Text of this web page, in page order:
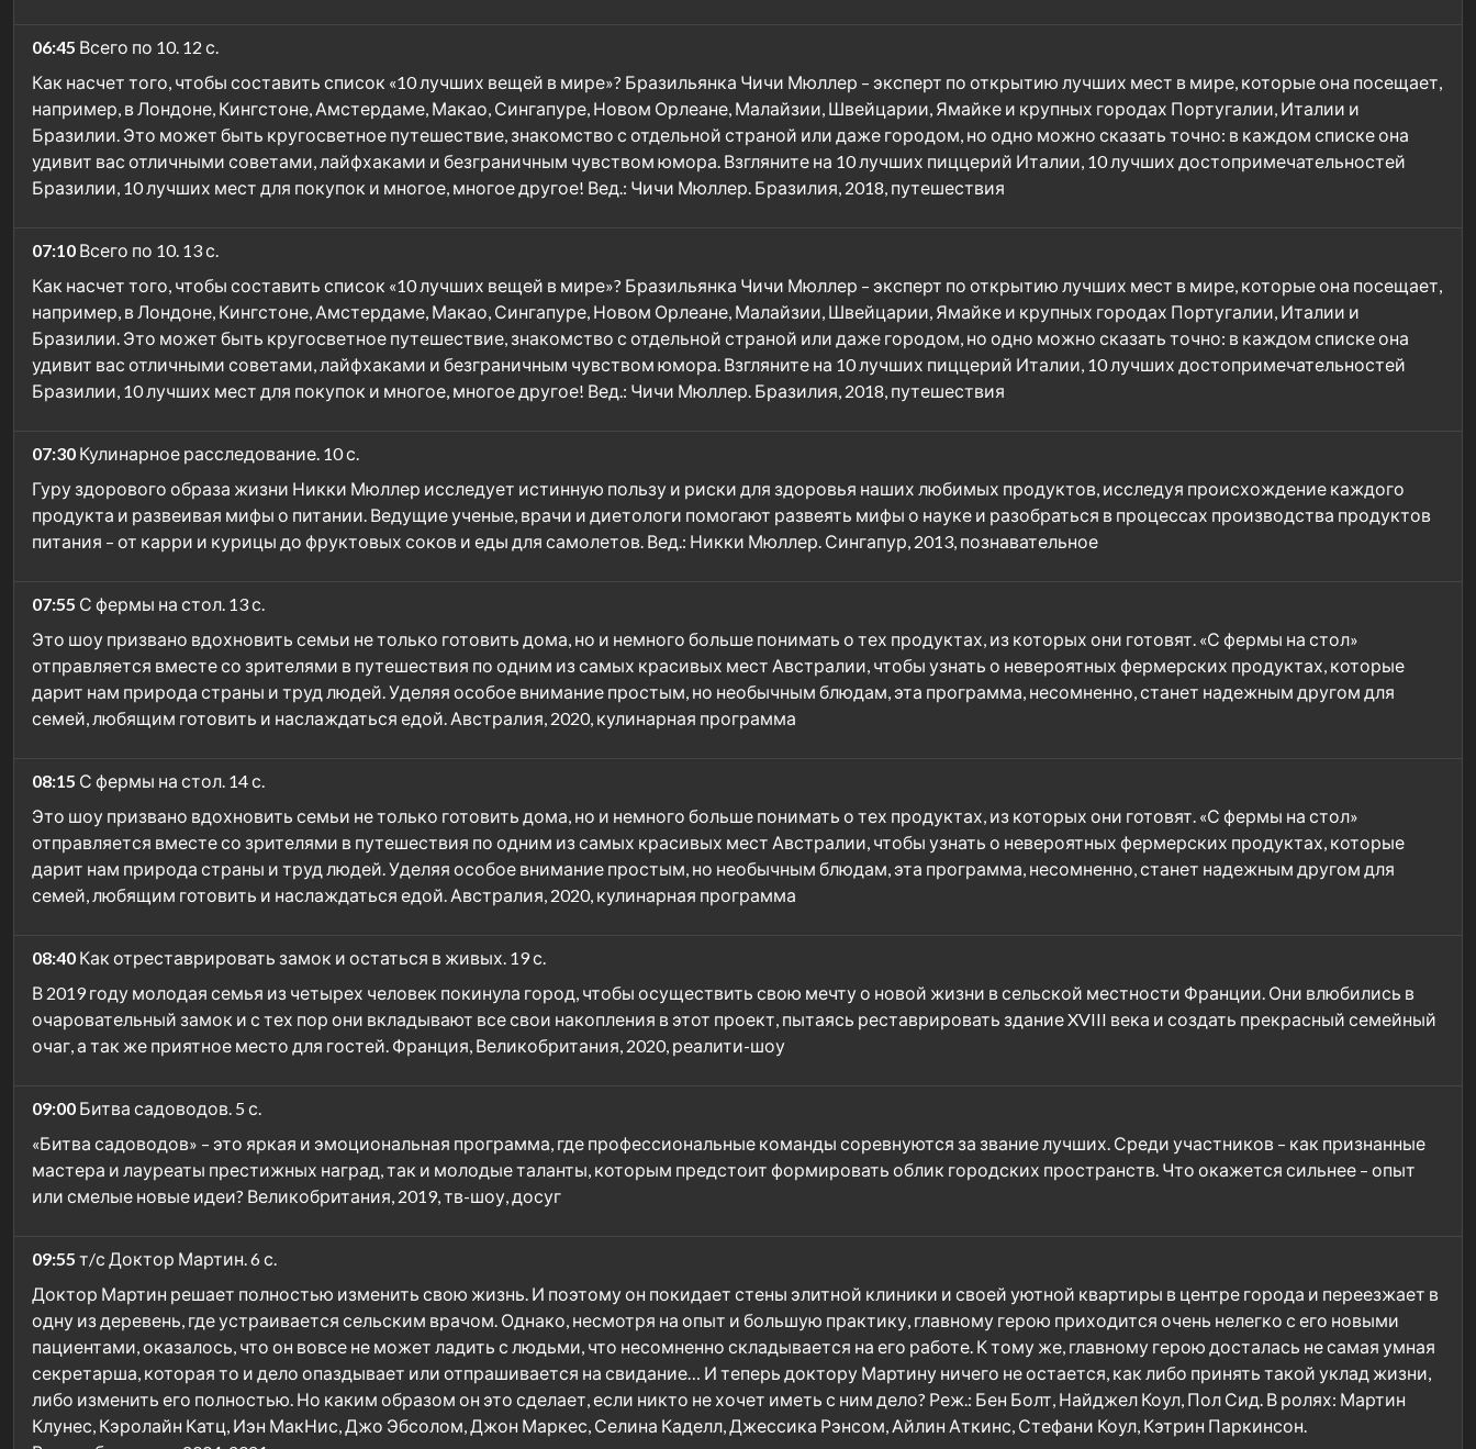
06:45 Всего по 10. 12 с.
Как насчет того, чтобы составить список «10 лучших вещей в мире»? Бразильянка Чичи Мюллер – эксперт по открытию лучших мест в мире, которые она посещает,
например, в Лондоне, Кингстоне, Амстердаме, Макао, Сингапуре, Новом Орлеане, Малайзии, Швейцарии, Ямайке и крупных городах Португалии, Италии и
Бразилии. Это может быть кругосветное путешествие, знакомство с отдельной страной или даже городом, но одно можно сказать точно: в каждом списке она
удивит вас отличными советами, лайфхаками и безграничным чувством юмора. Взгляните на 10 лучших пиццерий Италии, 10 лучших достопримечательностей
Бразилии, 10 лучших мест для покупок и многое, многое другое! Вед.: Чичи Мюллер. Бразилия, 2018, путешествия
07:10 Всего по 10. 13 с.
Как насчет того, чтобы составить список «10 лучших вещей в мире»? Бразильянка Чичи Мюллер – эксперт по открытию лучших мест в мире, которые она посещает,
например, в Лондоне, Кингстоне, Амстердаме, Макао, Сингапуре, Новом Орлеане, Малайзии, Швейцарии, Ямайке и крупных городах Португалии, Италии и
Бразилии. Это может быть кругосветное путешествие, знакомство с отдельной страной или даже городом, но одно можно сказать точно: в каждом списке она
удивит вас отличными советами, лайфхаками и безграничным чувством юмора. Взгляните на 10 лучших пиццерий Италии, 10 лучших достопримечательностей
Бразилии, 10 лучших мест для покупок и многое, многое другое! Вед.: Чичи Мюллер. Бразилия, 2018, путешествия
07:30 Кулинарное расследование. 10 с.
Гуру здорового образа жизни Никки Мюллер исследует истинную пользу и риски для здоровья наших любимых продуктов, исследуя происхождение каждого
продукта и развеивая мифы о питании. Ведущие ученые, врачи и диетологи помогают развеять мифы о науке и разобраться в процессах производства продуктов
питания – от карри и курицы до фруктовых соков и еды для самолетов. Вед.: Никки Мюллер. Сингапур, 2013, познавательное
07:55 С фермы на стол. 13 с.
Это шоу призвано вдохновить семьи не только готовить дома, но и немного больше понимать о тех продуктах, из которых они готовят. «С фермы на стол»
отправляется вместе со зрителями в путешествия по одним из самых красивых мест Австралии, чтобы узнать о невероятных фермерских продуктах, которые
дарит нам природа страны и труд людей. Уделяя особое внимание простым, но необычным блюдам, эта программа, несомненно, станет надежным другом для
семей, любящим готовить и наслаждаться едой. Австралия, 2020, кулинарная программа
08:15 С фермы на стол. 14 с.
Это шоу призвано вдохновить семьи не только готовить дома, но и немного больше понимать о тех продуктах, из которых они готовят. «С фермы на стол»
отправляется вместе со зрителями в путешествия по одним из самых красивых мест Австралии, чтобы узнать о невероятных фермерских продуктах, которые
дарит нам природа страны и труд людей. Уделяя особое внимание простым, но необычным блюдам, эта программа, несомненно, станет надежным другом для
семей, любящим готовить и наслаждаться едой. Австралия, 2020, кулинарная программа
08:40 Как отреставрировать замок и остаться в живых. 19 с.
В 2019 году молодая семья из четырех человек покинула город, чтобы осуществить свою мечту о новой жизни в сельской местности Франции. Они влюбились в
очаровательный замок и с тех пор они вкладывают все свои накопления в этот проект, пытаясь реставрировать здание XVIII века и создать прекрасный семейный
очаг, а так же приятное место для гостей. Франция, Великобритания, 2020, реалити-шоу
09:00 Битва садоводов. 5 с.
«Битва садоводов» – это яркая и эмоциональная программа, где профессиональные команды соревнуются за звание лучших. Среди участников – как признанные
мастера и лауреаты престижных наград, так и молодые таланты, которым предстоит формировать облик городских пространств. Что окажется сильнее – опыт
или смелые новые идеи? Великобритания, 2019, тв-шоу, досуг
09:55 т/с Доктор Мартин. 6 с.
Доктор Мартин решает полностью изменить свою жизнь. И поэтому он покидает стены элитной клиники и своей уютной квартиры в центре города и переезжает в
одну из деревень, где устраивается сельским врачом. Однако, несмотря на опыт и большую практику, главному герою приходится очень нелегко с его новыми
пациентами, оказалось, что он вовсе не может ладить с людьми, что несомненно складывается на его работе. К тому же, главному герою досталась не самая умная
секретарша, которая то и дело опаздывает или отпрашивается на свидание… И теперь доктору Мартину ничего не остается, как либо принять такой уклад жизни,
либо изменить его полностью. Но каким образом он это сделает, если никто не хочет иметь с ним дело? Реж.: Бен Болт, Найджел Коул, Пол Сид. В ролях: Мартин
Клунес, Кэролайн Катц, Иэн МакНис, Джо Эбсолом, Джон Маркес, Селина Каделл, Джессика Рэнсом, Айлин Аткинс, Стефани Коул, Кэтрин Паркинсон.